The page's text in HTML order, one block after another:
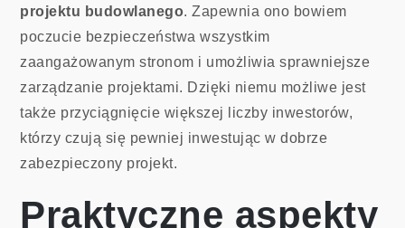
projektu budowlanego. Zapewnia ono bowiem
poczucie bezpieczeństwa wszystkim
zaangażowanym stronom i umożliwia sprawniejsze
zarządzanie projektami. Dzięki niemu możliwe jest
także przyciągnięcie większej liczby inwestorów,
którzy czują się pewniej inwestując w dobrze
zabezpieczony projekt.
Praktyczne aspekty